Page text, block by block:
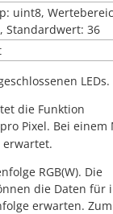
uint8,
Standardwert: 36
LEDs.
die Funktion
Pixel. Bei einem
erwartet.
RGB(W). Die
die Daten für
erwarten.